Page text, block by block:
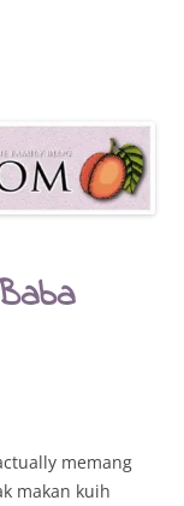
memang
makan kuih